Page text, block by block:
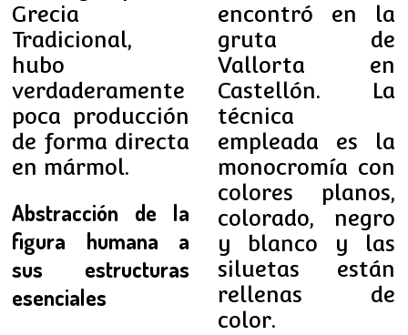
Grecia
Tradicional,
hubo
verdaderamente
poca producción
de forma directa
en mármol.
Abstracción de la
figura humana a
sus estructuras
esenciales
encontró en la
gruta de
Vallorta en
Castellón. La
técnica
empleada es la
monocromía con
colores planos,
colorado, negro
y blanco y las
siluetas están
rellenas de
color.